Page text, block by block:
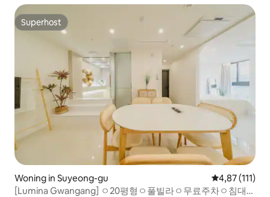
Superhost
Superhost
Woning in Suyeong-gu Gemiddelde
4,87 (111)
[Lumina Gwangang] ㅇ20평형ㅇ풀빌라ㅇ무료주차ㅇ침대2